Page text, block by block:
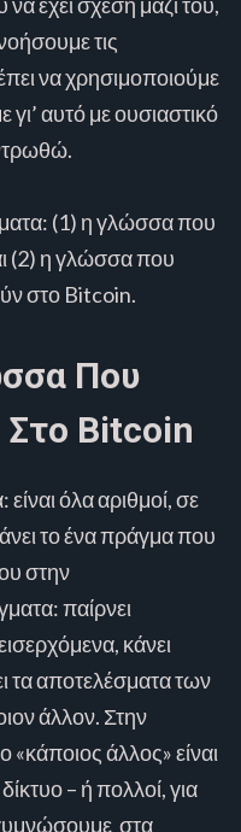
τις
να χρησιμοποιούμε
γι’ αυτό με ουσιαστικό
(1) η γλώσσα που
(2) η γλώσσα που
στο Bitcoin.
Που
Στο Bitcoin
όλα αριθμοί, σε
το ένα πράγμα που
στην
παίρνει
κάνει
τα αποτελέσματα των
άλλον. Στην
άλλος» είναι
– ή πολλοί, για
στα